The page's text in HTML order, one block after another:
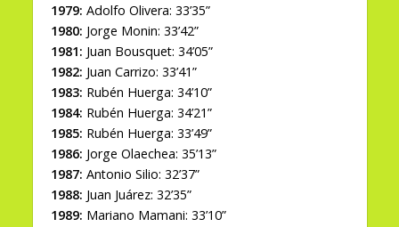
1979: Adolfo Olivera: 33’35”
1980: Jorge Monin: 33’42”
1981: Juan Bousquet: 34’05”
1982: Juan Carrizo: 33’41”
1983: Rubén Huerga: 34’10”
1984: Rubén Huerga: 34’21”
1985: Rubén Huerga: 33’49”
1986: Jorge Olaechea: 35’13”
1987: Antonio Silio: 32’37”
1988: Juan Juárez: 32’35”
1989: Mariano Mamani: 33’10”